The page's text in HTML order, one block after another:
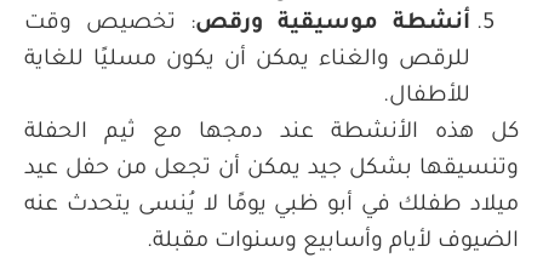
أنشطة موسيقية ورقص: تخصيص وقت
للرقص والغناء يمكن أن يكون مسليًا للغاية
للأطفال.
كل هذه الأنشطة عند دمجها مع ثيم الحفلة
وتنسيقها بشكل جيد يمكن أن تجعل من حفل عيد
ميلاد طفلك في أبو ظبي يومًا لا يُنسى يتحدث عنه
الضيوف لأيام وأسابيع وسنوات مقبلة.